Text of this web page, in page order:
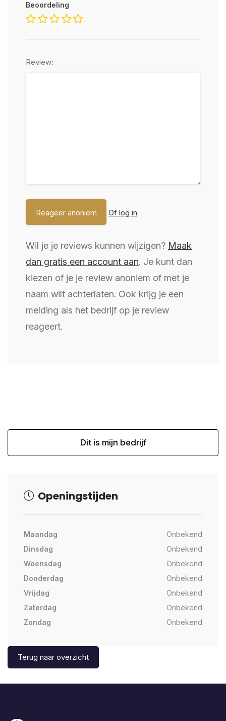
Beoordeling
Review:
Of log in
Wil je je reviews kunnen wijzigen? Maak
dan gratis een account aan. Je kunt dan
kiezen of je je review anoniem of met je
naam wilt achterlaten. Ook krijg je een
melding als het bedrijf op je review
reageert.
Dit is mijn bedrijf
Openingstijden
Maandag
Onbekend
Dinsdag
Onbekend
Woensdag
Onbekend
Donderdag
Onbekend
Vrijdag
Onbekend
Zaterdag
Onbekend
Zondag
Onbekend
Terug naar overzicht